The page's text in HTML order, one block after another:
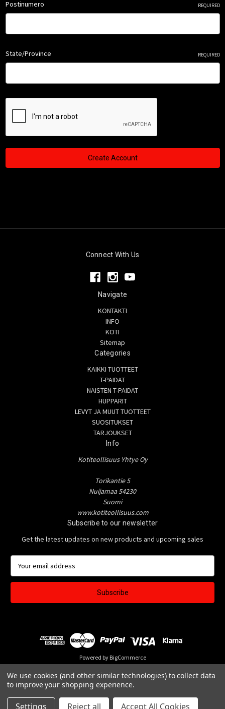
Postinumero REQUIRED
State/Province REQUIRED
Connect With Us
Navigate
KONTAKTI
INFO
KOTI
Sitemap
Categories
KAIKKI TUOTTEET
T-PAIDAT
NAISTEN T-PAIDAT
HUPPARIT
LEVYT JA MUUT TUOTTEET
SUOSITUKSET
TARJOUKSET
Info
Kotiteollisuus Yhtye Oy
Torikantie 5
Nuijamaa 54230
Suomi
www.kotiteollisuus.com
Subscribe to our newsletter
Get the latest updates on new products and upcoming sales
a
l
s
s
Powered by BigCommerce
© 2026 VIRALLINEN KOTITEOLLISUUS MERCHANDISE KAUPPA
We use cookies (and other similar technologies) to collect data
to improve your shopping experience.
Settings Reject all Accept All Cookies